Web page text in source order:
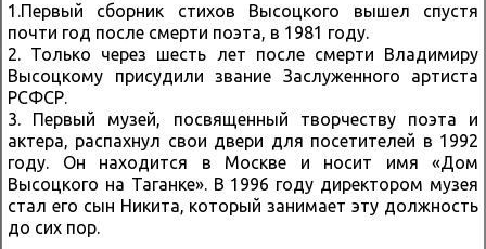
1.Первый сборник стихов Высоцкого вышел спустя
почти год после смерти поэта, в 1981 году.
2. Только через шесть лет после смерти Владимиру
Высоцкому присудили звание Заслуженного артиста
РСФСР.
3. Первый музей, посвященный творчеству поэта и
актера, распахнул свои двери для посетителей в 1992
году. Он находится в Москве и носит имя «Дом
Высоцкого на Таганке». В 1996 году директором музея
стал его сын Никита, который занимает эту должность
до сих пор.